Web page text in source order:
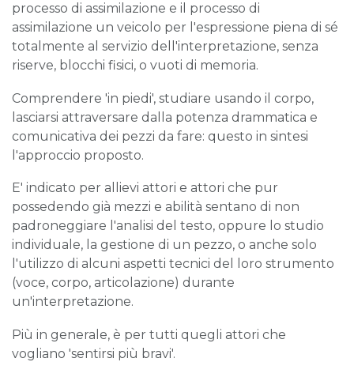
processo di assimilazione e il processo di
assimilazione un veicolo per l'espressione piena di sé
totalmente al servizio dell'interpretazione, senza
riserve, blocchi fisici, o vuoti di memoria.
Comprendere 'in piedi', studiare usando il corpo,
lasciarsi attraversare dalla potenza drammatica e
comunicativa dei pezzi da fare: questo in sintesi
l'approccio proposto.
E' indicato per allievi attori e attori che pur
possedendo già mezzi e abilità sentano di non
padroneggiare l'analisi del testo, oppure lo studio
individuale, la gestione di un pezzo, o anche solo
l'utilizzo di alcuni aspetti tecnici del loro strumento
(voce, corpo, articolazione) durante
un'interpretazione.
Più in generale, è per tutti quegli attori che
vogliano 'sentirsi più bravi'.